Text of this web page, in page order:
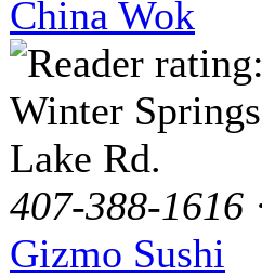
China Wok
Winter
Lake Rd.
407-388-1616
Gizmo Sushi